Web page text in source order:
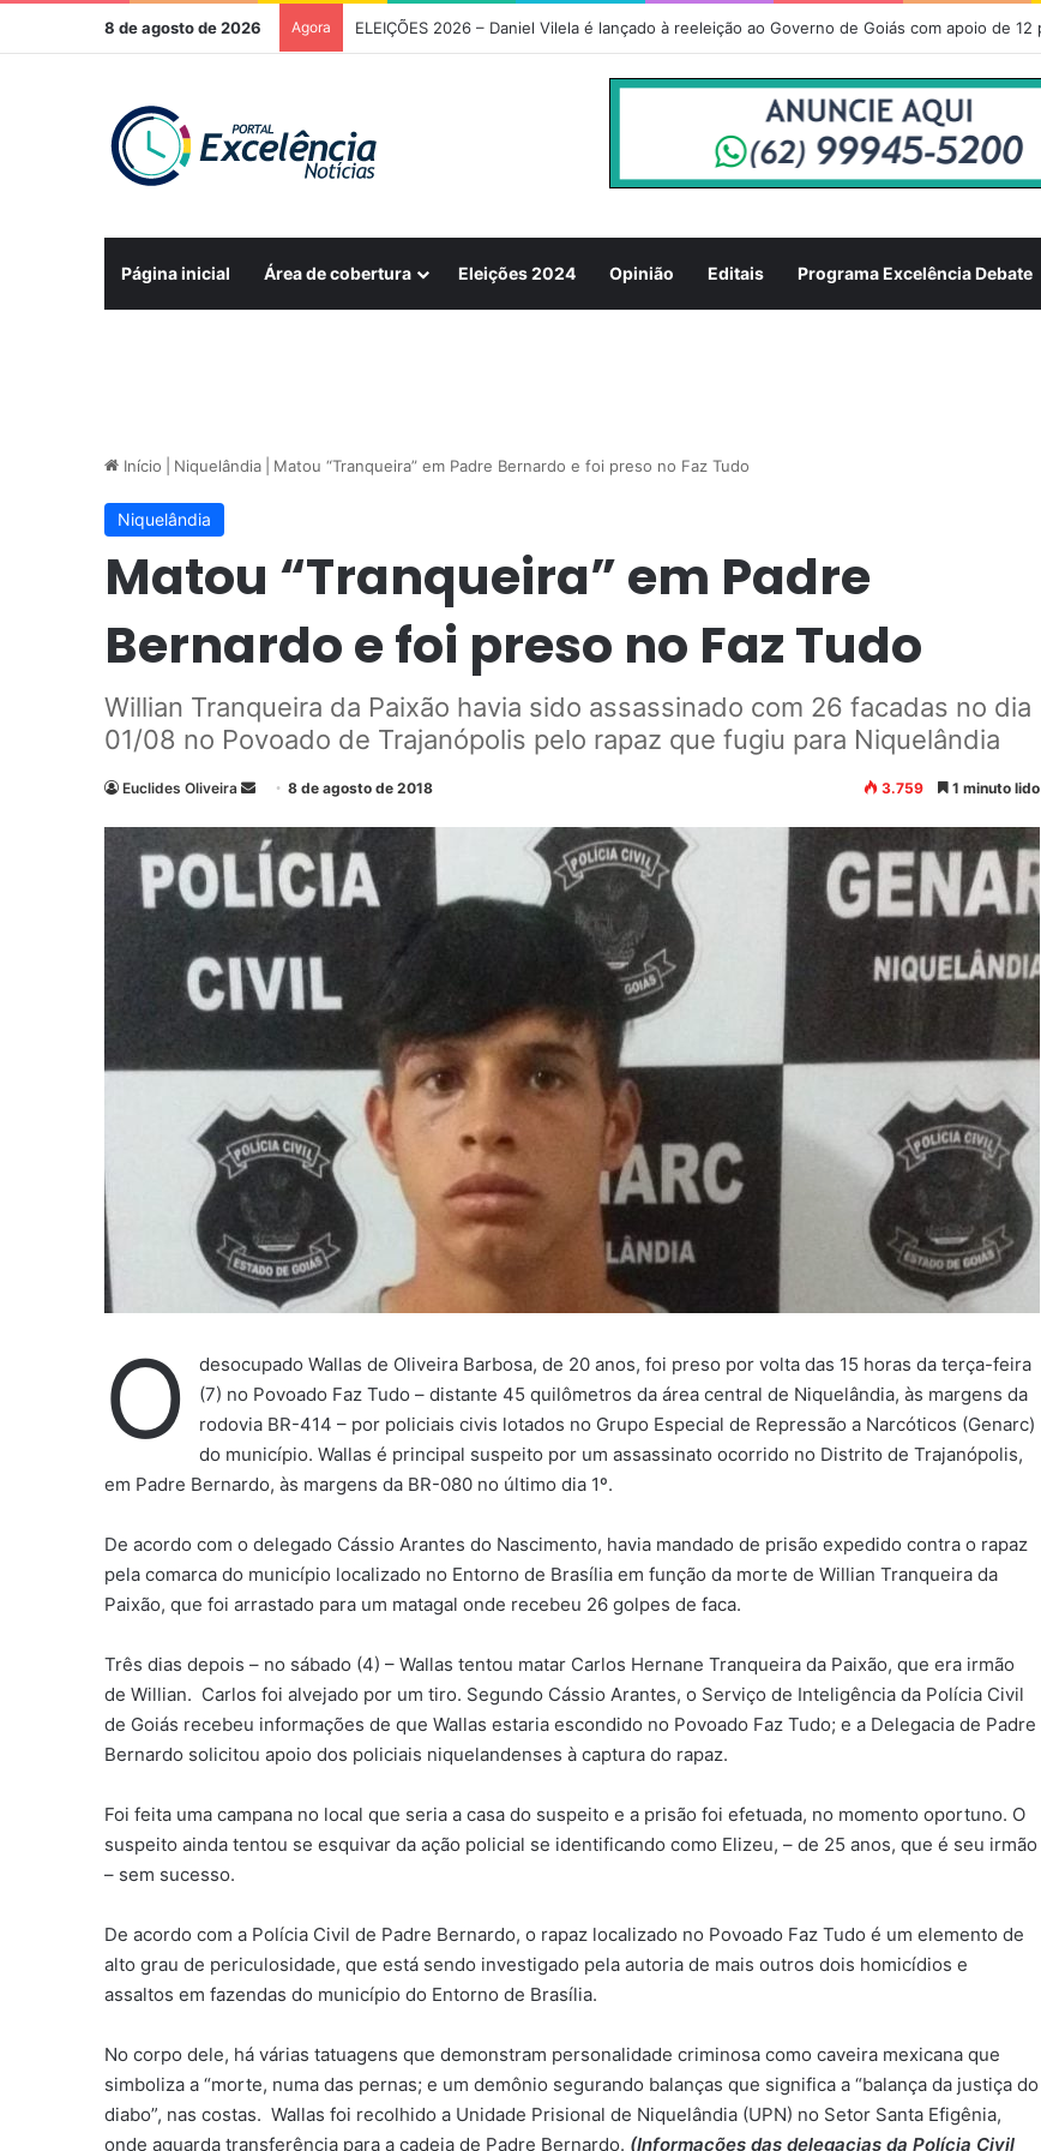
8 de agosto de 2026 Agora
Página inicial Área de cobertura Eleições 2024 Opinião Editais Programa Excelência Debate
Início Niquelândia Matou “Tranqueira” em Padre Bernardo e foi preso no Faz Tudo
Niquelândia
Matou “Tranqueira” em Padre
Bernardo e foi preso no Faz Tudo
Willian Tranqueira da Paixão havia sido assassinado com 26 facadas no dia
01/08 no Povoado de Trajanópolis pelo rapaz que fugiu para Niquelândia
Euclides Oliveira
n
d
e
m
e
a
l
8 de agosto de 2018 3.759 1 minuto lido
O
desocupado Wallas de Oliveira Barbosa, de 20 anos, foi preso por volta das 15 horas da terça-feira
(7) no Povoado Faz Tudo – distante 45 quilômetros da área central de Niquelândia, às margens da
rodovia BR-414 – por policiais civis lotados no Grupo Especial de Repressão a Narcóticos (Genarc)
do município. Wallas é principal suspeito por um assassinato ocorrido no Distrito de Trajanópolis,
em Padre Bernardo, às margens da BR-080 no último dia 1º.
De acordo com o delegado Cássio Arantes do Nascimento, havia mandado de prisão expedido contra o rapaz
pela comarca do município localizado no Entorno de Brasília em função da morte de Willian Tranqueira da
Paixão, que foi arrastado para um matagal onde recebeu 26 golpes de faca.
Três dias depois – no sábado (4) – Wallas tentou matar Carlos Hernane Tranqueira da Paixão, que era irmão
de Willian. Carlos foi alvejado por um tiro. Segundo Cássio Arantes, o Serviço de Inteligência da Polícia Civil
de Goiás recebeu informações de que Wallas estaria escondido no Povoado Faz Tudo; e a Delegacia de Padre
Bernardo solicitou apoio dos policiais niquelandenses à captura do rapaz.
Foi feita uma campana no local que seria a casa do suspeito e a prisão foi efetuada, no momento oportuno. O
suspeito ainda tentou se esquivar da ação policial se identificando como Elizeu, – de 25 anos, que é seu irmão
– sem sucesso.
De acordo com a Polícia Civil de Padre Bernardo, o rapaz localizado no Povoado Faz Tudo é um elemento de
alto grau de periculosidade, que está sendo investigado pela autoria de mais outros dois homicídios e
assaltos em fazendas do município do Entorno de Brasília.
No corpo dele, há várias tatuagens que demonstram personalidade criminosa como caveira mexicana que
simboliza a “morte, numa das pernas; e um demônio segurando balanças que significa a “balança da justiça do
diabo”, nas costas. Wallas foi recolhido a Unidade Prisional de Niquelândia (UPN) no Setor Santa Efigênia,
onde aguarda transferência para a cadeia de Padre Bernardo. (Informações das delegacias da Polícia Civil
anos morre em confronto com a
PM em Niquelândia
CONFERÊNCIA MUNICIPAL DE SAÚDE –
População, profissionais e gestores